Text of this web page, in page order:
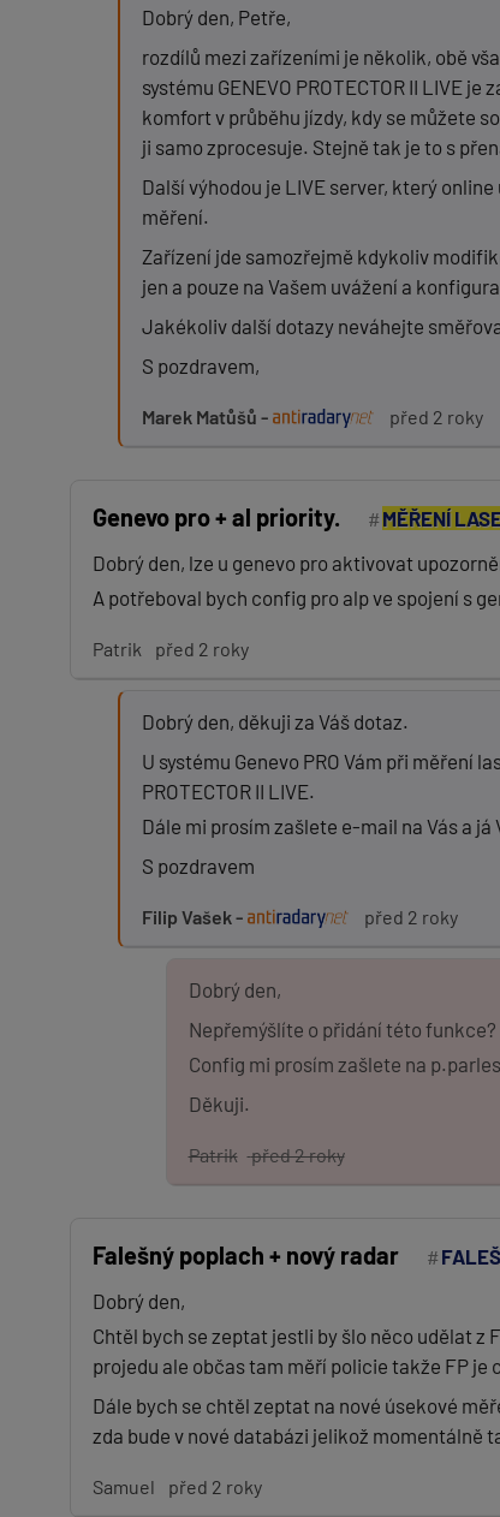
Dobrý den, Petře,
rozdílů mezi zařízeními je několik, obě
systému GENEVO PROTECTOR II LIVE
komfort v průběhu jízdy, kdy se můžete
ji samo zprocesuje. Stejně tak je to s
Další výhodou je LIVE server, který
měření.
Zařízení jde samozřejmě kdykoliv
jen a pouze na Vašem uvážení a
Jakékoliv další dotazy neváhejte
S pozdravem,
Marek Matůšů - před 2 roky
Genevo pro + al priority. MĚŘENÍ
Dobrý den, lze u genevo pro aktivovat
A potřeboval bych config pro alp ve spojení s
Patrik před 2 roky
Dobrý den, děkuji za Váš dotaz.
U systému Genevo PRO Vám při měření
PROTECTOR II LIVE.
Dále mi prosím zašlete e-mail na Vás a
S pozdravem
Filip Vašek - před 2 roky
Dobrý den,
Nepřemýšlíte o přidání této
Config mi prosím zašlete na
Děkuji.
Patrik před 2 roky
Falešný poplach + nový radar
Dobrý den,
Chtěl bych se zeptat jestli by šlo něco udělat z
projedu ale občas tam měří policie takže FP je
Dále bych se chtěl zeptat na nové úsekové
zda bude v nové databázi jelikož momentálně
Samuel před 2 roky